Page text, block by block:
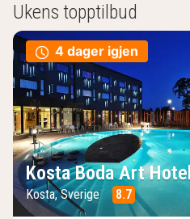
Ukens topptilbud
4 dager igjen
Kosta Boda Art Hotel
Kosta, Sverige 8.7